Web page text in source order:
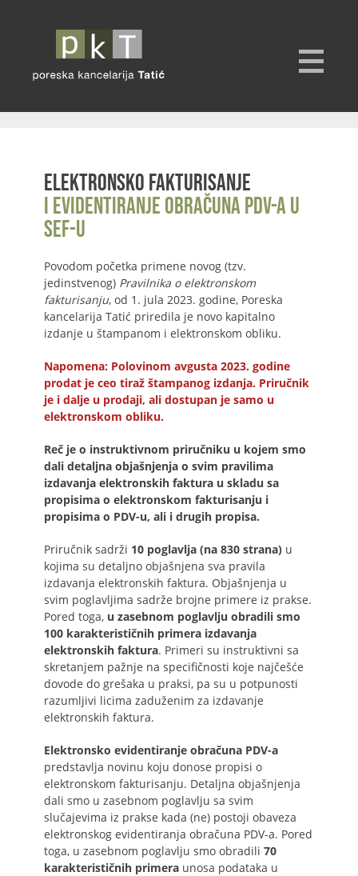
Elektronsko fakturisanje
i evidentiranje obračuna PDV-a u
SEF-u
Povodom početka primene novog (tzv.
jedinstvenog) Pravilnika o elektronskom
fakturisanju, od 1. jula 2023. godine, Poreska
kancelarija Tatić priredila je novo kapitalno
izdanje u štampanom i elektronskom obliku.
Napomena: Polovinom avgusta 2023. godine
prodat je ceo tiraž štampanog izdanja. Priručnik
je i dalje u prodaji, ali dostupan je samo u
elektronskom obliku.
Reč je o instruktivnom priručniku u kojem smo
dali detaljna objašnjenja o svim pravilima
izdavanja elektronskih faktura u skladu sa
propisima o elektronskom fakturisanju i
propisima o PDV-u, ali i drugih propisa.
Priručnik sadrži 10 poglavlja (na 830 strana) u
kojima su detaljno objašnjena sva pravila
izdavanja elektronskih faktura. Objašnjenja u
svim poglavljima sadrže brojne primere iz prakse.
Pored toga, u zasebnom poglavlju obradili smo
100 karakterističnih primera izdavanja
elektronskih faktura. Primeri su instruktivni sa
skretanjem pažnje na specifičnosti koje najčešće
dovode do grešaka u praksi, pa su u potpunosti
razumljivi licima zaduženim za izdavanje
elektronskih faktura.
Elektronsko evidentiranje obračuna PDV-a
predstavlja novinu koju donose propisi o
elektronskom fakturisanju. Detaljna objašnjenja
dali smo u zasebnom poglavlju sa svim
slučajevima iz prakse kada (ne) postoji obaveza
elektronskog evidentiranja obračuna PDV-a. Pored
toga, u zasebnom poglavlju smo obradili 70
karakterističnih primera unosa podataka u